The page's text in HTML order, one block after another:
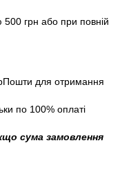
500 грн або при повній
для отримання
по 100% оплаті
сума замовлення